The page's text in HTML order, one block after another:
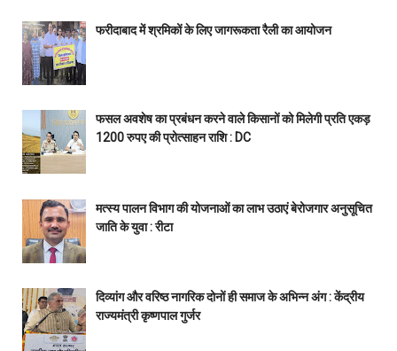
फरीदाबाद में श्रमिकों के लिए जागरूकता रैली का आयोजन
फसल अवशेष का प्रबंधन करने वाले किसानों को मिलेगी प्रति एकड़
1200 रुपए की प्रोत्साहन राशि : DC
मत्स्य पालन विभाग की योजनाओं का लाभ उठाएं बेरोजगार अनुसूचित
जाति के युवा : रीटा
दिव्यांग और वरिष्ठ नागरिक दोनों ही समाज के अभिन्न अंग : केंद्रीय
राज्यमंत्री कृष्णपाल गुर्जर